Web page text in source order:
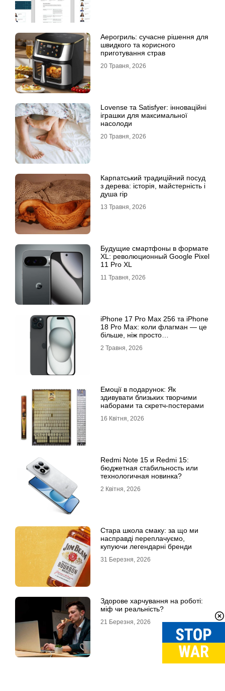
Аерогриль: сучасне рішення для
швидкого та корисного
приготування страв
20 Травня, 2026
Lovense та Satisfyer: інноваційні
іграшки для максимальної
насолоди
20 Травня, 2026
Карпатський традиційний посуд
з дерева: історія, майстерність і
душа гір
13 Травня, 2026
Будущие смартфоны в формате
XL: революционный Google Pixel
11 Pro XL
11 Травня, 2026
iРhone 17 Рro Мax 256 та iРhone
18 Рro Мax: коли флагман — це
більше, ніж просто
2 Травня, 2026
Емоції в подарунок: Як
здивувати близьких творчими
наборами та скретч-постерами
16 Квітня, 2026
Redmi Note 15 и Redmi 15:
бюджетная стабильность или
технологичная новинка?
2 Квітня, 2026
Стара школа смаку: за що ми
насправді переплачуємо,
купуючи легендарні бренди
31 Березня, 2026
Здорове харчування на роботі:
міф чи реальність?
21 Березня, 2026